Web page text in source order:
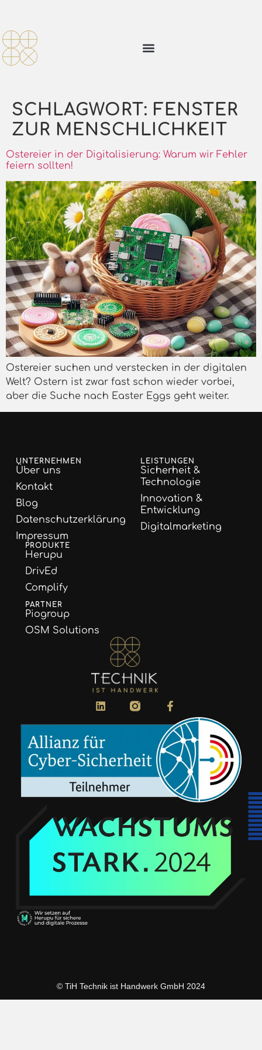
SCHLAGWORT: FENSTER
ZUR MENSCHLICHKEIT
Ostereier in der Digitalisierung: Warum wir Fehler
feiern sollten!
Ostereier suchen und verstecken in der digitalen
Welt? Ostern ist zwar fast schon wieder vorbei,
aber die Suche nach Easter Eggs geht weiter.
UNTERNEHMEN
Über uns
Kontakt
Blog
Datenschutzerklärung
Impressum
LEISTUNGEN
Sicherheit &
Technologie
Innovation &
Entwicklung
Digitalmarketing
PRODUKTE
Herupu
DrivEd
Complify
PARTNER
Piogroup
OSM Solutions
© TiH Technik ist Handwerk GmbH 2024